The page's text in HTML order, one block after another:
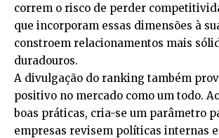
correm o risco de perder
que incorporam essas dimensões à
constroem relacionamentos mais
duradouros.
A divulgação do ranking também
positivo no mercado como um todo.
boas práticas, cria-se um parâmetro
empresas revisem políticas internas